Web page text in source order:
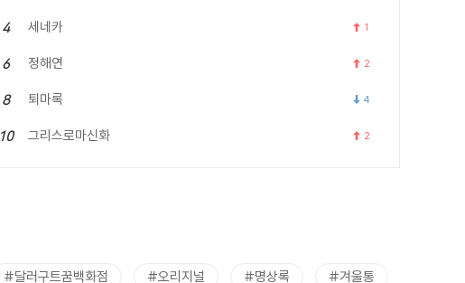
4 세네카 1
6 정해연 2
8 퇴마록 4
10 그리스로마신화 2
#달러구트꿈백화점 #오리지널 #명상록 #겨울통